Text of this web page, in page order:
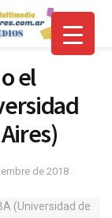
el
de 2018